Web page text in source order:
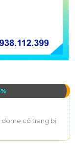
dome có trang bị